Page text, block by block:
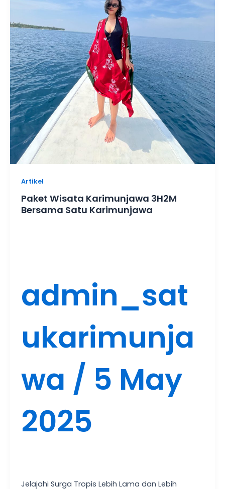
Artikel
Paket Wisata Karimunjawa 3H2M
Bersama Satu Karimunjawa
admin_sat
ukarimunja
wa / 5 May
2025
Jelajahi Surga Tropis Lebih Lama dan Lebih